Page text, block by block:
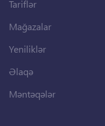
Tariflər
Mağazalar
Yeniliklər
Əlaqə
Məntəqələr